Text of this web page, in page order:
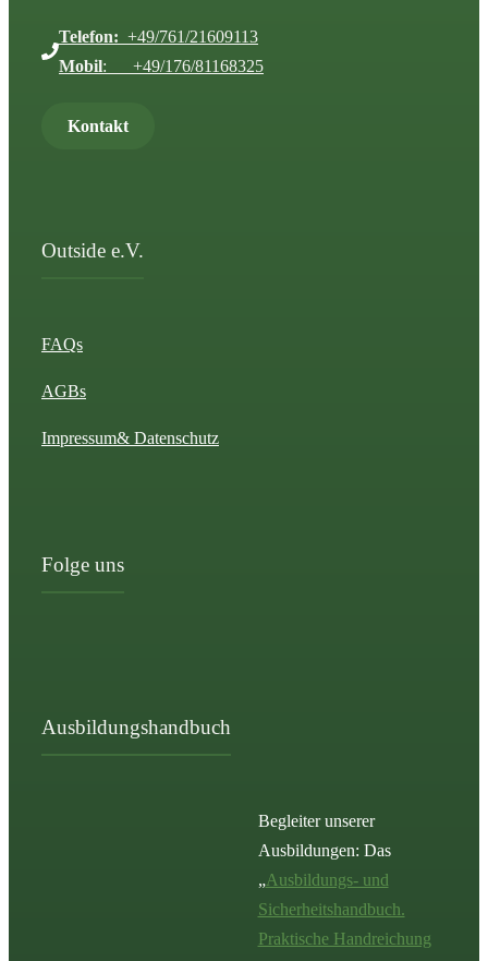
Telefon: +49/761/21609113
Mobil: +49/176/81168325
Kontakt
Outside e.V.
FAQs
AGBs
Impressum& Datenschutz
Folge uns
Ausbildungshandbuch
Begleiter unserer
Ausbildungen: Das
„Ausbildungs- und
Sicherheitshandbuch.
Praktische Handreichung